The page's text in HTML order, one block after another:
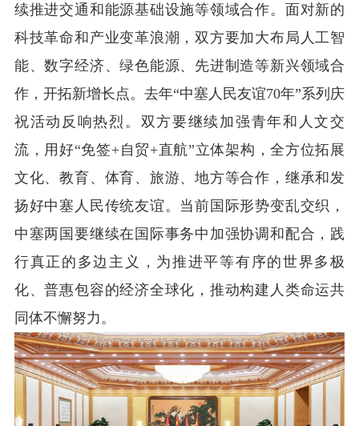
续推进交通和能源基础设施等领域合作。面对新的
科技革命和产业变革浪潮，双方要加大布局人工智
能、数字经济、绿色能源、先进制造等新兴领域合
作，开拓新增长点。去年“中塞人民友谊70年”系列庆
祝活动反响热烈。双方要继续加强青年和人文交
流，用好“免签+自贸+直航”立体架构，全方位拓展
文化、教育、体育、旅游、地方等合作，继承和发
扬好中塞人民传统友谊。当前国际形势变乱交织，
中塞两国要继续在国际事务中加强协调和配合，践
行真正的多边主义，为推进平等有序的世界多极
化、普惠包容的经济全球化，推动构建人类命运共
同体不懈努力。